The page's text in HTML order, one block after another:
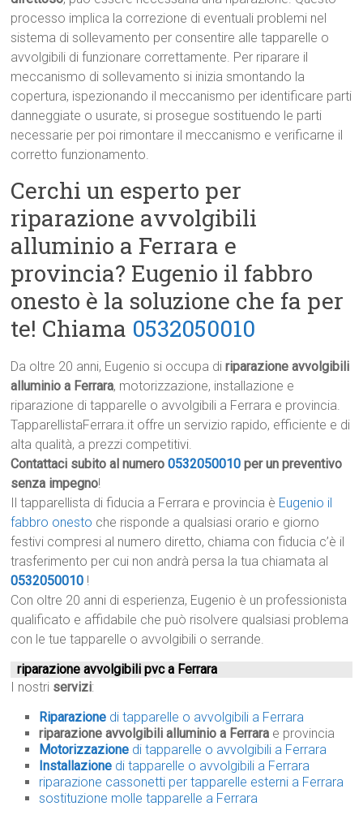
processo implica la correzione di eventuali problemi nel
sistema di sollevamento per consentire alle tapparelle o
avvolgibili di funzionare correttamente. Per riparare il
meccanismo di sollevamento si inizia smontando la
copertura, ispezionando il meccanismo per identificare parti
danneggiate o usurate, si prosegue sostituendo le parti
necessarie per poi rimontare il meccanismo e verificarne il
corretto funzionamento.
Cerchi un esperto per
riparazione avvolgibili
alluminio a Ferrara e
provincia? Eugenio il fabbro
onesto è la soluzione che fa per
te! Chiama 0532050010
Da oltre 20 anni, Eugenio si occupa diriparazione avvolgibili
alluminio a Ferrara, motorizzazione, installazione e
riparazione di tapparelle o avvolgibili a Ferrara e provincia.
TapparellistaFerrara.it offre un servizio rapido, efficiente e di
alta qualità, a prezzi competitivi.
Contattaci subito al numero0532050010 per un preventivo
senza impegno!
Il tapparellista di fiducia a Ferrara e provincia è Eugenio il
fabbro onesto che risponde a qualsiasi orario e giorno
festivi compresi al numero diretto, chiama con fiducia c’è il
trasferimento per cui non andrà persa la tua chiamata al
0532050010 !
Con oltre 20 anni di esperienza, Eugenio è un professionista
qualificato e affidabile che può risolvere qualsiasi problema
con le tue tapparelle o avvolgibili o serrande.
riparazione avvolgibili pvc a Ferrara
I nostri servizi:
Riparazione di tapparelle o avvolgibili a Ferrara
riparazione avvolgibili alluminio a Ferrara e provincia
Motorizzazione di tapparelle o avvolgibili a Ferrara
Installazione di tapparelle o avvolgibili a Ferrara
riparazione cassonetti per tapparelle esterni a Ferrara
sostituzione molle tapparelle a Ferrara